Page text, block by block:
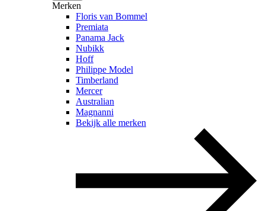
Merken
Floris van Bommel
Premiata
Panama Jack
Nubikk
Hoff
Philippe Model
Timberland
Mercer
Australian
Magnanni
Bekijk alle merken